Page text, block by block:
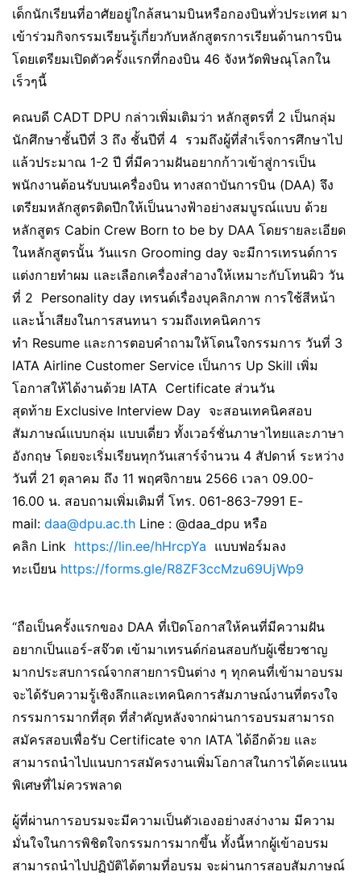
เด็กนักเรียนที่อาศัยอยู่ใกล้สนามบินหรือกองบินทั่วประเทศ มา
เข้าร่วมกิจกรรมเรียนรู้เกี่ยวกับหลักสูตรการเรียนด้านการบิน
โดยเตรียมเปิดตัวครั้งแรกที่กองบิน 46 จังหวัดพิษณุโลกใน
เร็วๆนี้
คณบดี CADT DPU กล่าวเพิ่มเติมว่า หลักสูตรที่ 2 เป็นกลุ่ม
นักศึกษาชั้นปีที่ 3 ถึง ชั้นปีที่ 4 รวมถึงผู้ที่สำเร็จการศึกษาไป
แล้วประมาณ 1-2 ปี ที่มีความฝันอยากก้าวเข้าสู่การเป็น
พนักงานต้อนรับบนเครื่องบิน ทางสถาบันการบิน (DAA) จึง
เตรียมหลักสูตรติดปีกให้เป็นนางฟ้าอย่างสมบูรณ์แบบ ด้วย
หลักสูตร Cabin Crew Born to be by DAA โดยรายละเอียด
ในหลักสูตรนั้น วันแรก Grooming day จะมีการเทรนด์การ
แต่งกายทำผม และเลือกเครื่องสำอางให้เหมาะกับโทนผิว วัน
ที่ 2 Personality day เทรนด์เรื่องบุคลิกภาพ การใช้สีหน้า
และน้ำเสียงในการสนทนา รวมถึงเทคนิคการ
ทำ Resume และการตอบคำถามให้โดนใจกรรมการ วันที่ 3
IATA Airline Customer Service เป็นการ Up Skill เพิ่ม
โอกาสให้ได้งานด้วย IATA Certificate ส่วนวัน
สุดท้าย Exclusive Interview Day จะสอนเทคนิคสอบ
สัมภาษณ์แบบกลุ่ม แบบเดี่ยว ทั้งเวอร์ชั่นภาษาไทยและภาษา
อังกฤษ โดยจะเริ่มเรียนทุกวันเสาร์จำนวน 4 สัปดาห์ ระหว่าง
วันที่ 21 ตุลาคม ถึง 11 พฤศจิกายน 2566 เวลา 09.00-
16.00 น. สอบถามเพิ่มเติมที่ โทร. 061-863-7991 E-
mail: daa@dpu.ac.th Line : @daa_dpu หรือ
คลิก Link https://lin.ee/hHrcpYa แบบฟอร์มลง
ทะเบียน https://forms.gle/R8ZF3ccMzu69UjWp9
“ถือเป็นครั้งแรกของ DAA ที่เปิดโอกาสให้คนที่มีความฝัน
อยากเป็นแอร์-สจ๊วต เข้ามาเทรนด์ก่อนสอบกับผู้เชี่ยวชาญ
มากประสบการณ์จากสายการบินต่าง ๆ ทุกคนที่เข้ามาอบรม
จะได้รับความรู้เชิงลึกและเทคนิคการสัมภาษณ์งานที่ตรงใจ
กรรมการมากที่สุด ที่สำคัญหลังจากผ่านการอบรมสามารถ
สมัครสอบเพื่อรับ Certificate จาก IATA ได้อีกด้วย และ
สามารถนำไปแนบการสมัครงานเพิ่มโอกาสในการได้คะแนน
พิเศษที่ไม่ควรพลาด
ผู้ที่ผ่านการอบรมจะมีความเป็นตัวเองอย่างสง่างาม มีความ
มั่นใจในการพิชิตใจกรรมการมากขึ้น ทั้งนี้หากผู้เข้าอบรม
สามารถนำไปปฏิบัติได้ตามที่อบรม จะผ่านการสอบสัมภาษณ์